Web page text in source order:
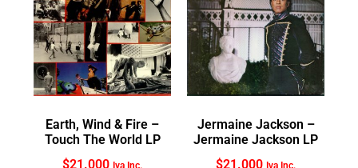
Earth, Wind & Fire ‎–
Touch The World LP
$21.000 Iva Inc.
Jermaine Jackson ‎–
Jermaine Jackson LP
$21.000 Iva Inc.